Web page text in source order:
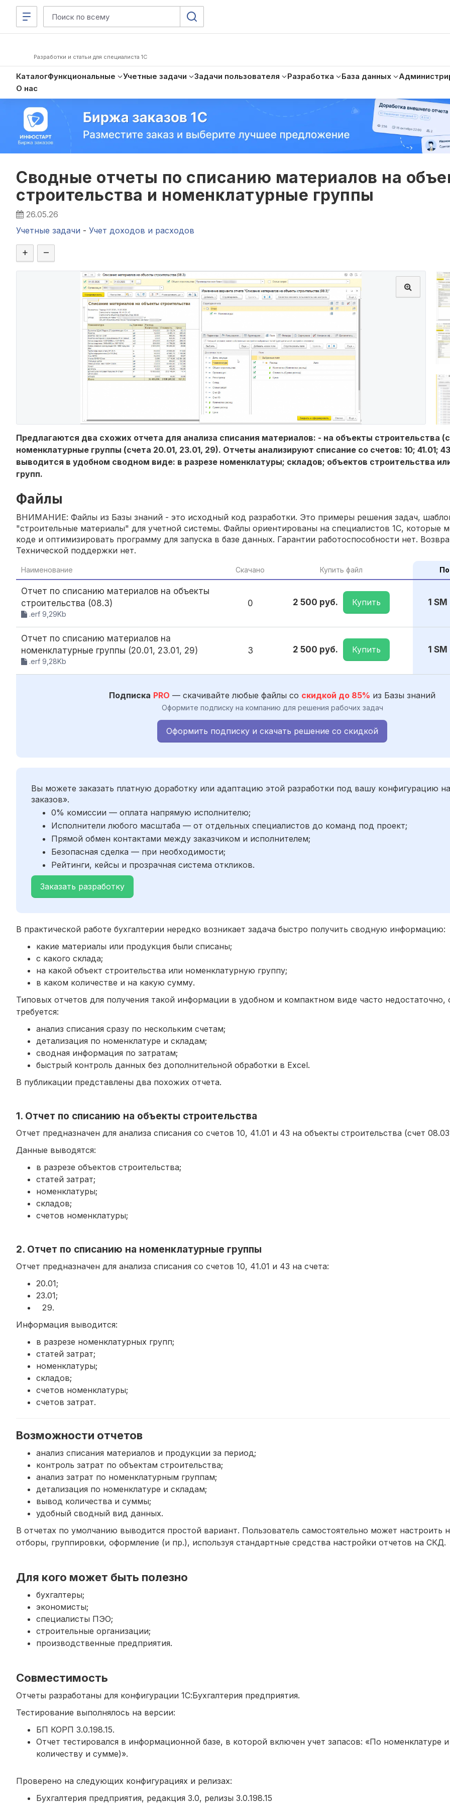
Разработки и статьи для специалиста 1С
КаталогФункциональные Учетные задачи Задачи пользователя Разработка База данных
О нас
Сводные отчеты по списанию материалов на
строительства и номенклатурные группы
26.05.26
Учетные задачи - Учет доходов и расходов
+ –
Предлагаются два схожих отчета для анализа списания материалов: - на объекты строительства
номенклатурные группы (счета 20.01, 23.01, 29). Отчеты анализируют списание со счетов: 10; 41.01;
выводится в удобном сводном виде: в разрезе номенклатуры; складов; объектов строительства
групп.
Файлы
ВНИМАНИЕ: Файлы из Базы знаний - это исходный код разработки. Это примеры решения задач,
"строительные материалы" для учетной системы. Файлы ориентированы на специалистов 1С, которые
коде и оптимизировать программу для запуска в базе данных. Гарантии работоспособности нет.
Технической поддержки нет.
Наименование Скачано Купить файл
Отчет по списанию материалов на объекты
строительства (08.3)
.erf 9,29Kb
0 2 500 руб. Купить 1 SM
Отчет по списанию материалов на
номенклатурные группы (20.01, 23.01, 29)
.erf 9,28Kb
3 2 500 руб. Купить 1 SM
Подписка PRO — скачивайте любые файлы со скидкой до 85% из Базы знаний
Оформите подписку на компанию для решения рабочих задач
Оформить подписку и скачать решение со скидкой
Вы можете заказать платную доработку или адаптацию этой разработки под вашу конфигурацию
заказов».
0% комиссии — оплата напрямую исполнителю;
Исполнители любого масштаба — от отдельных специалистов до команд под проект;
Прямой обмен контактами между заказчиком и исполнителем;
Безопасная сделка — при необходимости;
Рейтинги, кейсы и прозрачная система откликов.
Заказать разработку
В практической работе бухгалтерии нередко возникает задача быстро получить сводную информацию:
какие материалы или продукция были списаны;
с какого склада;
на какой объект строительства или номенклатурную группу;
в каком количестве и на какую сумму.
Типовых отчетов для получения такой информации в удобном и компактном виде часто недостаточно,
требуется:
анализ списания сразу по нескольким счетам;
детализация по номенклатуре и складам;
сводная информация по затратам;
быстрый контроль данных без дополнительной обработки в Excel.
В публикации представлены два похожих отчета.
1. Отчет по списанию на объекты строительства
Отчет предназначен для анализа списания со счетов 10, 41.01 и 43 на объекты строительства (счет
Данные выводятся:
в разрезе объектов строительства;
статей затрат;
номенклатуры;
складов;
счетов номенклатуры;
2. Отчет по списанию на номенклатурные группы
Отчет предназначен для анализа списания со счетов 10, 41.01 и 43 на счета:
20.01;
23.01;
Информация выводится:
в разрезе номенклатурных групп;
статей затрат;
номенклатуры;
складов;
счетов номенклатуры;
счетов затрат.
Возможности отчетов
анализ списания материалов и продукции за период;
контроль затрат по объектам строительства;
анализ затрат по номенклатурным группам;
детализация по номенклатуре и складам;
вывод количества и суммы;
удобный сводный вид данных.
В отчетах по умолчанию выводится простой вариант. Пользователь самостоятельно может настроить
отборы, группировки, оформление (и пр.), используя стандартные средства настройки отчетов на СКД.
Для кого может быть полезно
бухгалтеры;
экономисты;
специалисты ПЭО;
строительные организации;
производственные предприятия.
Совместимость
Отчеты разработаны для конфигурации 1С:Бухгалтерия предприятия.
Тестирование выполнялось на версии:
БП КОРП 3.0.198.15.
Отчет тестировался в информационной базе, в которой включен учет запасов: «По номенклатуре
количеству и сумме)».
Проверено на следующих конфигурациях и релизах:
Бухгалтерия предприятия, редакция 3.0, релизы 3.0.198.15